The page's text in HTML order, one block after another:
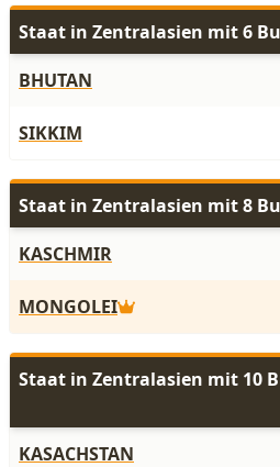
Staat in Zentralasien mit 6
BHUTAN
SIKKIM
Staat in Zentralasien mit 8
KASCHMIR
MONGOLEI
Staat in Zentralasien mit 10
KASACHSTAN